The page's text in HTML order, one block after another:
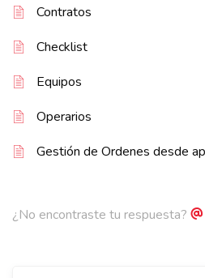
Contratos
Checklist
Equipos
Operarios
Gestión de Ordenes desde
¿No encontraste tu respuesta?